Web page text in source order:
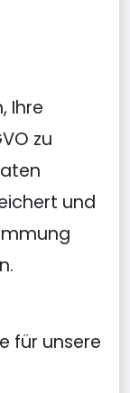
Ihre
zu
und
für unsere